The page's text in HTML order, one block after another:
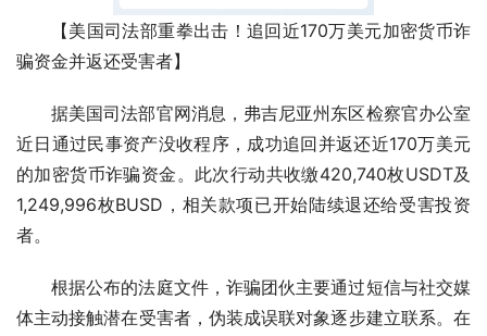
【美国司法部重拳出击！追回近170万美元加密货币诈
骗资金并返还受害者】
据美国司法部官网消息，弗吉尼亚州东区检察官办公室
近日通过民事资产没收程序，成功追回并返还近170万美元
的加密货币诈骗资金。此次行动共收缴420,740枚USDT及
1,249,996枚BUSD，相关款项已开始陆续退还给受害投资
者。
根据公布的法庭文件，诈骗团伙主要通过短信与社交媒
体主动接触潜在受害者，伪装成误联对象逐步建立联系。在